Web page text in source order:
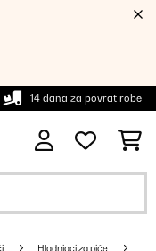
14 dana za povrat robe
Hladnjaci za piće